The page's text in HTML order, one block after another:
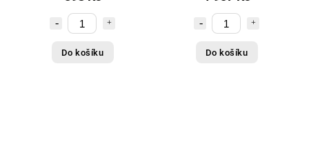
Do košíku Do košíku